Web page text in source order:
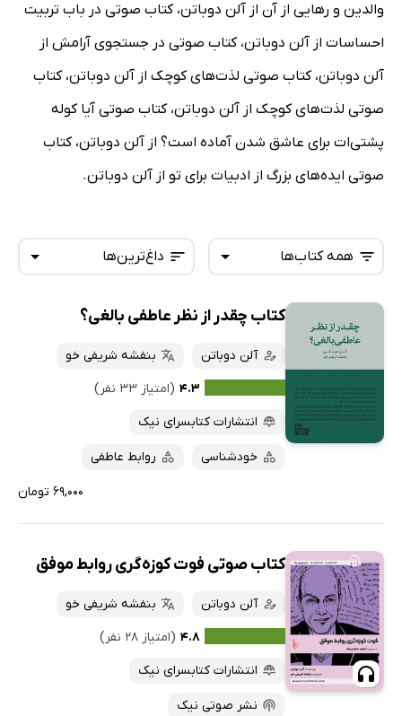
والدین و رهایی از آن از آلن دوباتن، کتاب صوتی در باب تربیت
احساسات از آلن دوباتن، کتاب صوتی در جستجوی آرامش از
آلن دوباتن، کتاب صوتی لذت‌های کوچک از آلن دوباتن، کتاب
صوتی لذت‌های کوچک از آلن دوباتن، کتاب صوتی آیا کوله
پشتی‌ات برای عاشق شدن آماده است؟ از آلن دوباتن، کتاب
صوتی ایده‌های بزرگ از ادبیات برای تو از آلن دوباتن.
داغ‌ترین‌ها
تازه‌ها
داغ‌ترین‌ها
پرفروش‌ها
پربحث‌ها
ارزان ترین‌ها
همه کتاب‌ها
همه کتاب‌ها
کتاب‌های صوتی
کتاب‌های متنی
کتاب چقدر از نظر عاطفی بالغی؟
آلن دوباتن
بنفشه شریفی خو
۴.۳ (امتیاز ۳۳ نفر)
انتشارات کتابسرای نیک
خودشناسی روابط عاطفی
۶۹,۰۰۰ تومان
کتاب صوتی فوت کوزه‌گری روابط موفق
آلن دوباتن
بنفشه شریفی خو
۴.۸ (امتیاز ۲۸ نفر)
انتشارات کتابسرای نیک
نشر صوتی نیک